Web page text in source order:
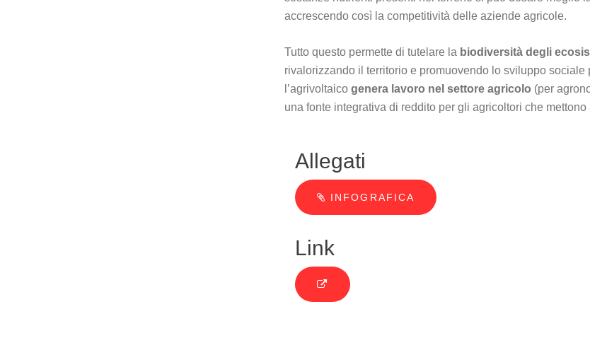
accrescendo così la competitività delle aziende agricole.
Tutto questo permette di tutelare la biodiversità degli
rivalorizzando il territorio e promuovendo lo sviluppo sociale
l’agrivoltaico genera lavoro nel settore agricolo (per
una fonte integrativa di reddito per gli agricoltori che
Allegati
INFOGRAFICA
Link